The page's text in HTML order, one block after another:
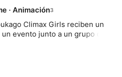
·Animación
Climax Girls reciben un
evento junto a un grupo de
que harán el espectáculo de